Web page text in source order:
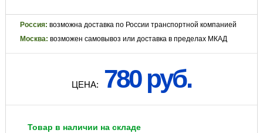
Россия: возможна доставка по России транспортной компанией
Москва: возможен самовывоз или доставка в пределах МКАД
ЦЕНА: 780 руб.
Товар в наличии на складе